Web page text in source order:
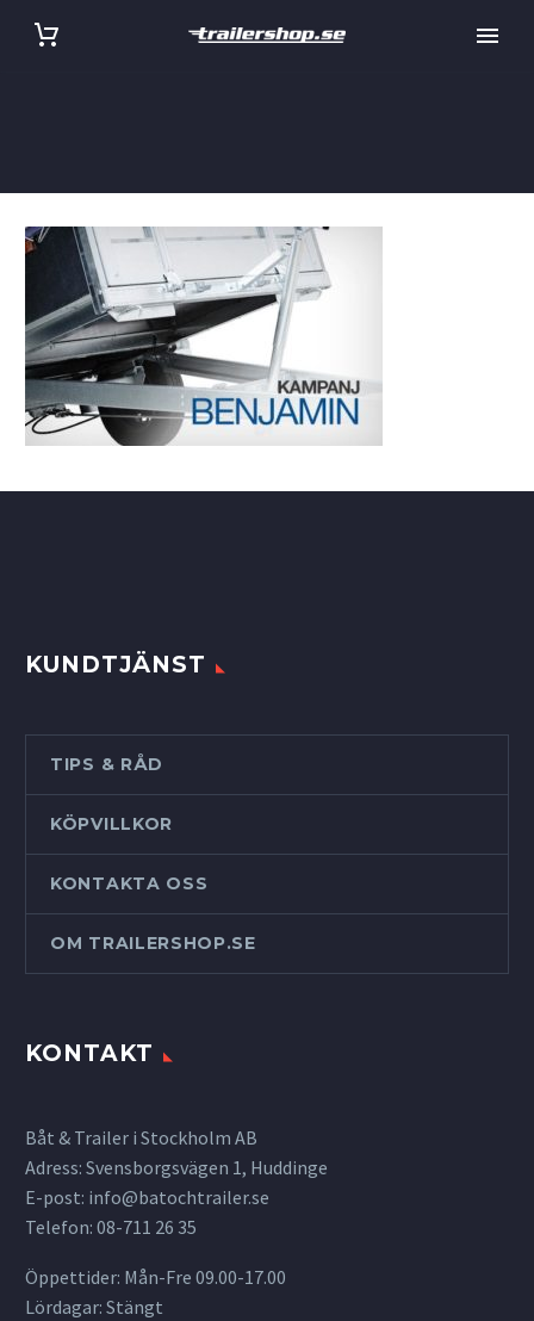
KUNDTJÄNST
TIPS & RÅD
KÖPVILLKOR
KONTAKTA OSS
OM TRAILERSHOP.SE
KONTAKT
Båt & Trailer i Stockholm AB
Adress: Svensborgsvägen 1, Huddinge
E-post: info@batochtrailer.se
Telefon: 08-711 26 35
Öppettider: Mån-Fre 09.00-17.00
Lördagar: Stängt